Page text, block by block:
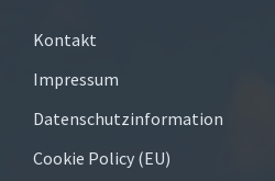
Kontakt
Impressum
Datenschutzinformation
Cookie Policy (EU)